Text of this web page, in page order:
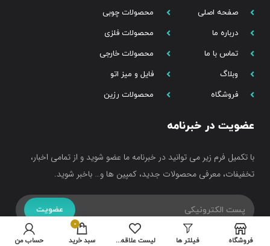
صفحه اصلی
درباره ما
تماس با ما
وبلاگ
فروشگاه
محصولات چوبی
محصولات فلزی
محصولات خارجی
فایل و میز اتو
محصولات رزین
عضویت در خبرنامه
با تکمیل فرم زیر می توانید در خبرنامه ما عضو شوید و از تمامی اخبار،
تخفیفات، معرفی محصولات جدید، کمپین ها و… باخبر شوید.
عضویت
فروشگاه فیلتر ها لیست علاقه مندی ها
0
سبد خرید حساب من